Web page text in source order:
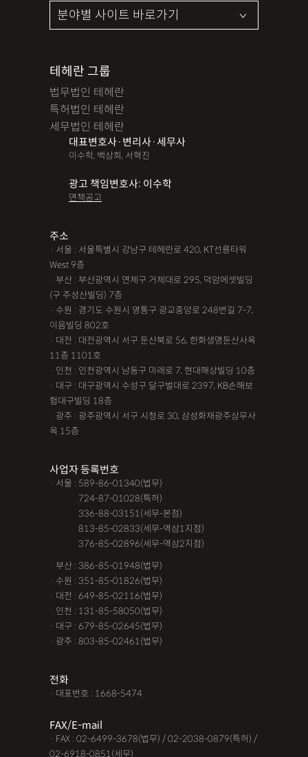
테헤란 그룹
법무법인 테헤란
특허법인 테헤란
세무법인 테헤란
대표변호사·변리사·세무사
이수학, 백상희, 서혁진
광고 책임변호사: 이수학
면책공고
주소
· 서울 : 서울특별시 강남구 테헤란로 420, KT선릉타워
West 9층
· 부산 : 부산광역시 연제구 거제대로 295, 덕암에셋빌딩
(구 주성산빌딩) 7층
· 수원 : 경기도 수원시 영통구 광교중앙로 248번길 7-7,
이음빌딩 802호
· 대전 : 대전광역시 서구 둔산북로 56, 한화생명둔산사옥
11층 1101호
· 인천 : 인천광역시 남동구 미래로 7, 현대해상빌딩 10층
· 대구 : 대구광역시 수성구 달구벌대로 2397, KB손해보
험대구빌딩 18층
· 광주 : 광주광역시 서구 시청로 30, 삼성화재광주상무사
옥 15층
사업자 등록번호
· 서울 : 589-86-01340(법무)
724-87-01028(특허)
336-88-03151(세무-본점)
813-85-02833(세무-역삼1지점)
376-85-02896(세무-역삼2지점)
· 부산 : 386-85-01948(법무)
· 수원 : 351-85-01826(법무)
· 대전 : 649-85-02116(법무)
· 인천 : 131-85-58050(법무)
· 대구 : 679-85-02645(법무)
· 광주 : 803-85-02461(법무)
전화
· 대표번호 : 1668-5474
FAX/E-mail
· FAX : 02-6499-3678(법무) / 02-2038-0879(특허) /
02-6918-0851(세무)